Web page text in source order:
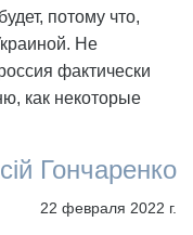
потому что,
Не
фактически
как некоторые
Гончаренко
22 февраля 2022 г.